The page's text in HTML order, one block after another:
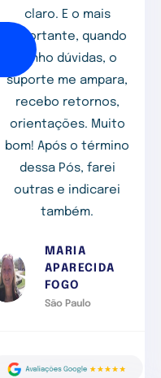
claro. E o mais
importante, quando
tenho dúvidas, o
suporte me ampara,
recebo retornos,
orientações. Muito
bom! Após o término
dessa Pós, farei
outras e indicarei
também.
MARIA
APARECIDA
FOGO
São Paulo